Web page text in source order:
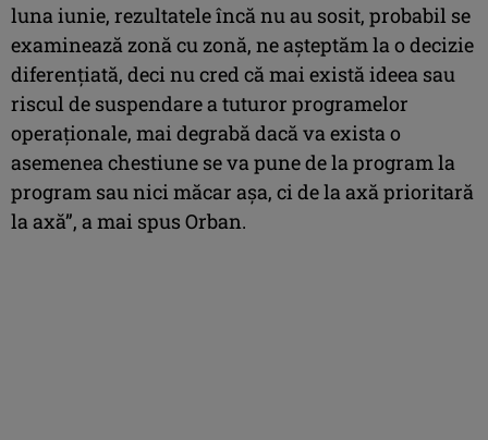
luna iunie, rezultatele încă nu au sosit, probabil se
examinează zonă cu zonă, ne aşteptăm la o decizie
diferenţiată, deci nu cred că mai există ideea sau
riscul de suspendare a tuturor programelor
operaţionale, mai degrabă dacă va exista o
asemenea chestiune se va pune de la program la
program sau nici măcar aşa, ci de la axă prioritară
la axă”, a mai spus Orban.